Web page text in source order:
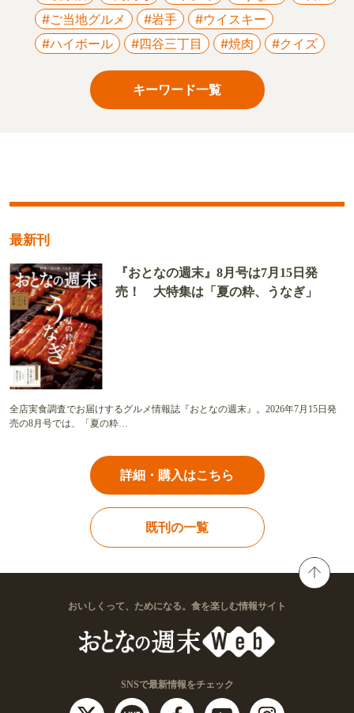
#ご当地グルメ
#岩手
#ウイスキー
#ハイボール
#四谷三丁目 #焼肉 #クイズ
キーワード一覧
最新刊
『おとなの週末』8月号は7月15日発
売！ 大特集は「夏の粋、うなぎ」
全店実食調査でお届けするグルメ情報誌『おとなの週末』。2026年7月15日発
売の8月号では、「夏の粋…
詳細・購入はこちら
既刊の一覧
おいしくって、ためになる。食を楽しむ情報サイト
SNSで最新情報をチェック